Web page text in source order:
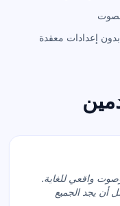
واقعي للغاية.
يجد الجميع